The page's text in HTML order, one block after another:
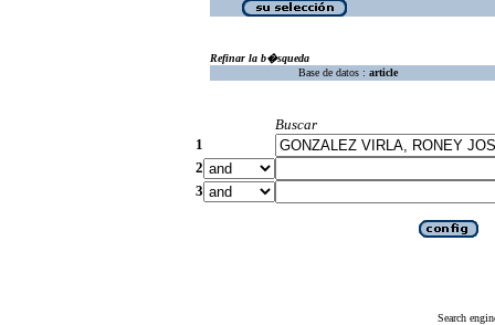
Refinar la b�squeda
Base de datos : article
Buscar
1
2
3
Search